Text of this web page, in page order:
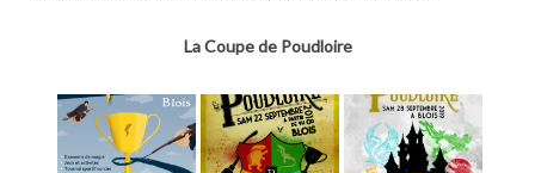
La Coupe de Poudloire